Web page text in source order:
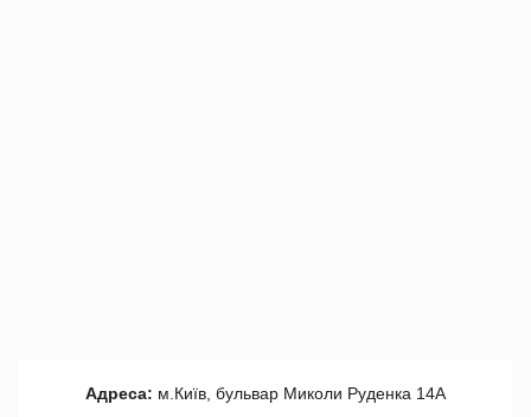
Адреса: м.Київ, бульвар Миколи Руденка 14А